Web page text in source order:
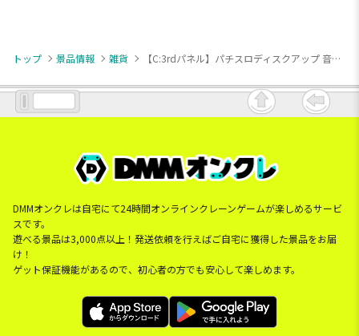
トップ 景品情報 雑貨 【C:3rdパネル】パチスロディスクアップ 音が鳴る！コインバンク
DMMオンクレは自宅にて24時間オンラインクレーンゲームが楽しめるサービ
スです。
遊べる景品は3,000点以上！発送依頼を行えばご自宅に獲得した景品をお届
け！
ゲット保証機能があるので、初心者の方でも安心して楽しめます。